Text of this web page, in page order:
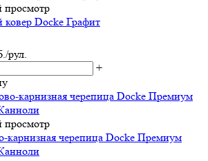
просмотр
Docke Графит
/рул.
+
просмотр
карнизная черепица Docke Премиум